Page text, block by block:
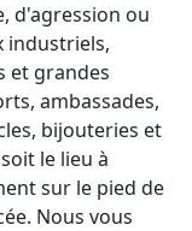
d'agression ou
industriels,
et grandes
ambassades,
bijouteries et
le lieu à
sur le pied de
Nous vous